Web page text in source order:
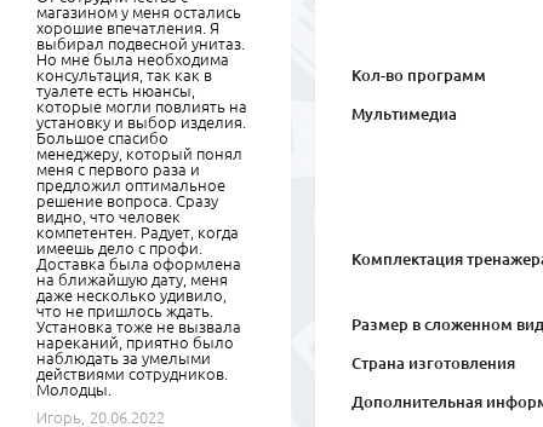
Кол-во программ
Мультимедиа
Комплектация
Размер в сложенном
Страна изготовления
Дополнительная
магазином у меня остались
хорошие впечатления. Я
выбирал подвесной унитаз.
Но мне была необходима
консультация, так как в
туалете есть нюансы,
которые могли повлиять на
установку и выбор изделия.
Большое спасибо
менеджеру, который понял
меня с первого раза и
предложил оптимальное
решение вопроса. Сразу
видно, что человек
компетентен. Радует, когда
имеешь дело с профи.
Доставка была оформлена
на ближайшую дату, меня
даже несколько удивило,
что не пришлось ждать.
Установка тоже не вызвала
нареканий, приятно было
наблюдать за умелыми
действиями сотрудников.
Молодцы.
Игорь,
20.06.2022